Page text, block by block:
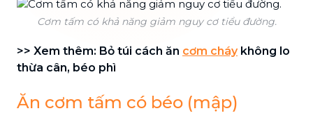
Cơm tấm có khả năng giảm nguy cơ tiểu đường.
>> Xem thêm: Bỏ túi cách ăn cơm cháykhông lo
thừa cân, béo phì
Ăn cơm tấm có béo (mập)